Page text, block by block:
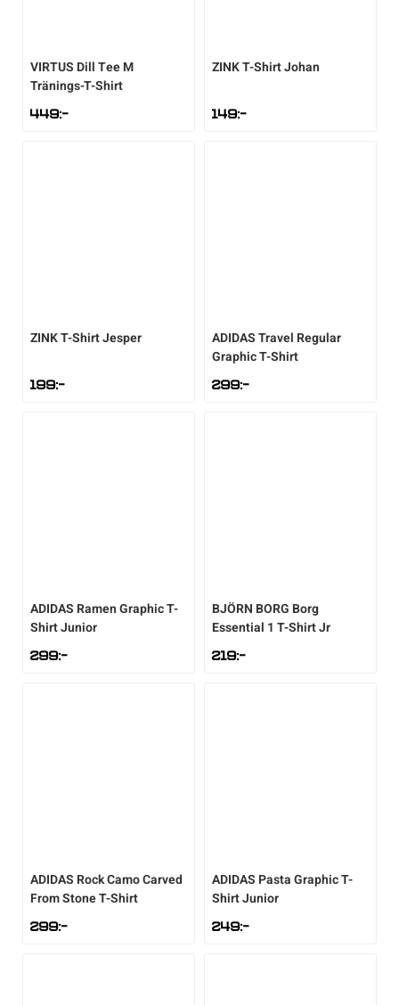
VIRTUS Dill Tee M
Tränings-T-Shirt
449:-
ZINKT-Shirt Johan
149:-
ZINKT-Shirt Jesper
199:-
ADIDASTravel Regular
Graphic T-Shirt
299:-
ADIDAS Ramen Graphic T-
Shirt Junior
299:-
BJÖRN BORG Borg
Essential 1 T-Shirt Jr
219:-
ADIDAS Rock Camo Carved
From Stone T-Shirt
299:-
ADIDAS Pasta Graphic T-
Shirt Junior
249:-